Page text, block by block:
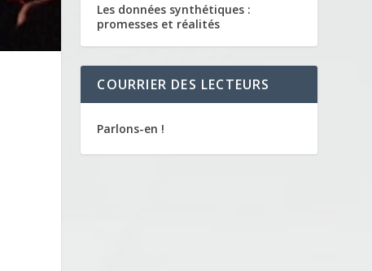
Les données synthétiques :
promesses et réalités
COURRIER DES LECTEURS
Parlons-en !